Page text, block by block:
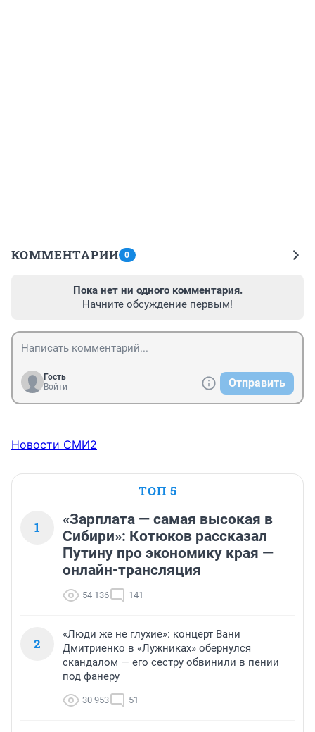
КОММЕНТАРИИ 0
Пока нет ни одного комментария.
Начните обсуждение первым!
Гость
Войти
Отправить
Новости СМИ2
ТОП 5
1
«Зарплата — самая высокая в
Сибири»: Котюков рассказал
Путину про экономику края —
онлайн-трансляция
54 136 141
2
«Люди же не глухие»: концерт Вани
Дмитриенко в «Лужниках» обернулся
скандалом — его сестру обвинили в пении
под фанеру
30 953 51